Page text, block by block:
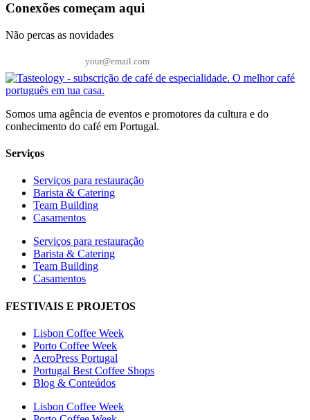
Conexões começam aqui
Não percas as novidades
Somos uma agência de eventos e promotores da cultura e do
conhecimento do café em Portugal.
Serviços
Serviços para restauração
Barista & Catering
Team Building
Casamentos
Serviços para restauração
Barista & Catering
Team Building
Casamentos
FESTIVAIS E PROJETOS
Lisbon Coffee Week
Porto Coffee Week
AeroPress Portugal
Portugal Best Coffee Shops
Blog & Conteúdos
Lisbon Coffee Week